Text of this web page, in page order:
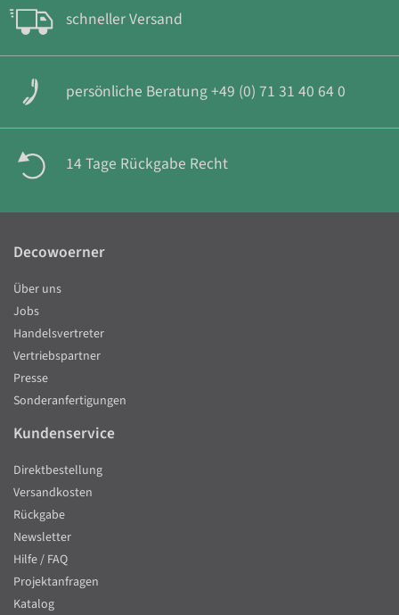
schneller Versand
persönliche Beratung +49 (0) 71 31 40 64 0
14 Tage Rückgabe Recht
Decowoerner
Über uns
Jobs
Handelsvertreter
Vertriebspartner
Presse
Sonderanfertigungen
Kundenservice
Direktbestellung
Versandkosten
Rückgabe
Newsletter
Hilfe / FAQ
Projektanfragen
Katalog